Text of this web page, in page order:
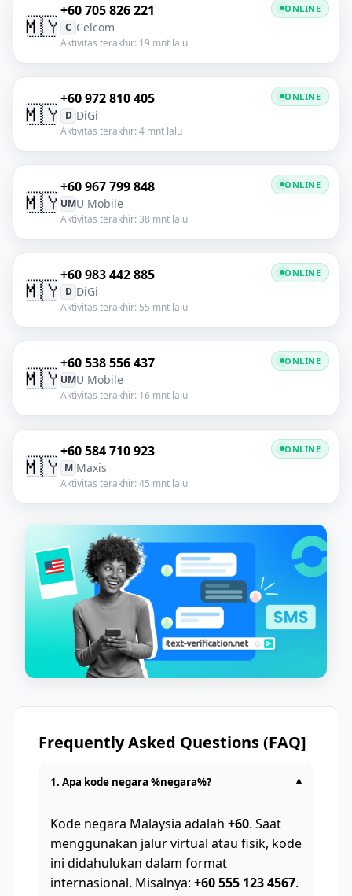
🇲🇾
+60 705 826 221
C Celcom
Aktivitas terakhir: 19 mnt lalu
ONLINE
🇲🇾
+60 972 810 405
D DiGi
Aktivitas terakhir: 4 mnt lalu
ONLINE
🇲🇾
+60 967 799 848
UMU Mobile
Aktivitas terakhir: 38 mnt lalu
ONLINE
🇲🇾
+60 983 442 885
D DiGi
Aktivitas terakhir: 55 mnt lalu
ONLINE
🇲🇾
+60 538 556 437
UMU Mobile
Aktivitas terakhir: 16 mnt lalu
ONLINE
🇲🇾
+60 584 710 923
M Maxis
Aktivitas terakhir: 45 mnt lalu
ONLINE
Frequently Asked Questions (FAQ]
1. Apa kode negara %negara%? ▾
Kode negara Malaysia adalah +60. Saat
menggunakan jalur virtual atau fisik, kode
ini didahulukan dalam format
internasional. Misalnya: +60 555 123 4567.